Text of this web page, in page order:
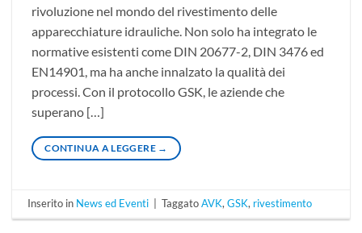
rivoluzione nel mondo del rivestimento delle
apparecchiature idrauliche. Non solo ha integrato le
normative esistenti come DIN 20677-2, DIN 3476 ed
EN14901, ma ha anche innalzato la qualità dei
processi. Con il protocollo GSK, le aziende che
superano […]
CONTINUA A LEGGERE →
Inserito in News ed Eventi TaggatoAVK,GSK, rivestimento